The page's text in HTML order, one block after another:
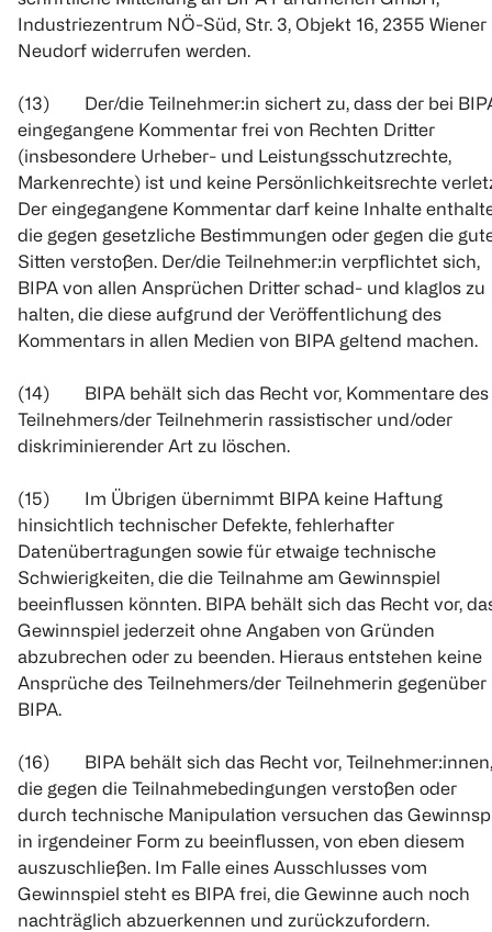
Industriezentrum NÖ-Süd, Str. 3, Objekt 16, 2355 Wiener
Neudorf widerrufen werden.
(13) Der/die Teilnehmer:in sichert zu, dass der bei
eingegangene Kommentar frei von Rechten Dritter
(insbesondere Urheber- und Leistungsschutzrechte,
Markenrechte) ist und keine Persönlichkeitsrechte
Der eingegangene Kommentar darf keine Inhalte
die gegen gesetzliche Bestimmungen oder gegen die
Sitten verstoßen. Der/die Teilnehmer:in verpflichtet sich,
BIPA von allen Ansprüchen Dritter schad- und klaglos zu
halten, die diese aufgrund der Veröffentlichung des
Kommentars in allen Medien von BIPA geltend machen.
(14) BIPA behält sich das Recht vor, Kommentare des
Teilnehmers/der Teilnehmerin rassistischer und/oder
diskriminierender Art zu löschen.
(15) Im Übrigen übernimmt BIPA keine Haftung
hinsichtlich technischer Defekte, fehlerhafter
Datenübertragungen sowie für etwaige technische
Schwierigkeiten, die die Teilnahme am Gewinnspiel
beeinflussen könnten. BIPA behält sich das Recht vor,
Gewinnspiel jederzeit ohne Angaben von Gründen
abzubrechen oder zu beenden. Hieraus entstehen keine
Ansprüche des Teilnehmers/der Teilnehmerin gegenüber
BIPA.
(16) BIPA behält sich das Recht vor, Teilnehmer:innen,
die gegen die Teilnahmebedingungen verstoßen oder
durch technische Manipulation versuchen das
in irgendeiner Form zu beeinflussen, von eben diesem
auszuschließen. Im Falle eines Ausschlusses vom
Gewinnspiel steht es BIPA frei, die Gewinne auch noch
nachträglich abzuerkennen und zurückzufordern.